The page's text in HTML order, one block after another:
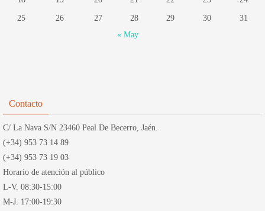
25 26 27 28 29 30
31
« May
Contacto
C/ La Nava S/N 23460 Peal De Becerro, Jaén.
(+34) 953 73 14 89
(+34) 953 73 19 03
Horario de atención al público
L-V. 08:30-15:00
M-J. 17:00-19:30